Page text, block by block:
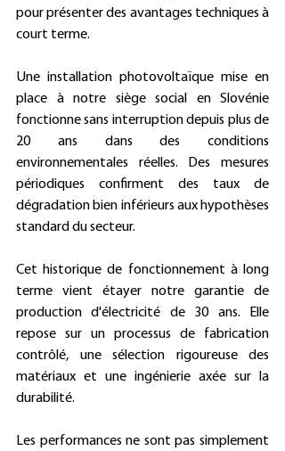
pour présenter des avantages techniques à
court terme.
Une installation photovoltaïque mise en
place à notre siège social en Slovénie
fonctionne sans interruption depuis plus de
20 ans dans des conditions
environnementales réelles. Des mesures
périodiques confirment des taux de
dégradation bien inférieurs aux hypothèses
standard du secteur.
Cet historique de fonctionnement à long
terme vient étayer notre garantie de
production d'électricité de 30 ans. Elle
repose sur un processus de fabrication
contrôlé, une sélection rigoureuse des
matériaux et une ingénierie axée sur la
durabilité.
Les performances ne sont pas simplement